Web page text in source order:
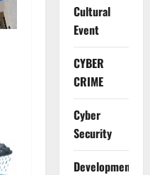
Cultural
Event
CYBER
CRIME
Cyber
Security
Development